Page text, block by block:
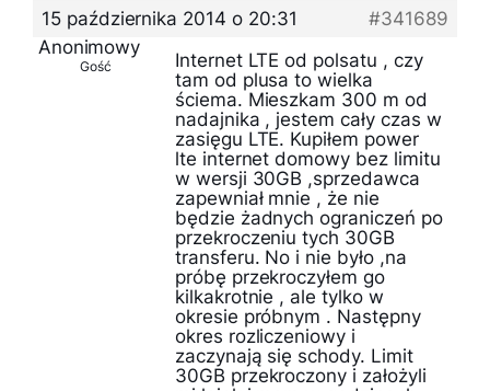
15 października 2014 o 20:31
#341689
Anonimowy
Gość
Internet LTE od polsatu , czy
tam od plusa to wielka
ściema. Mieszkam 300 m od
nadajnika , jestem cały czas w
zasięgu LTE. Kupiłem power
lte internet domowy bez limitu
w wersji 30GB ,sprzedawca
zapewniał mnie , że nie
będzie żadnych ograniczeń po
przekroczeniu tych 30GB
transferu. No i nie było ,na
próbę przekroczyłem go
kilkakrotnie , ale tylko w
okresie próbnym . Następny
okres rozliczeniowy i
zaczynają się schody. Limit
30GB przekroczony i założyli